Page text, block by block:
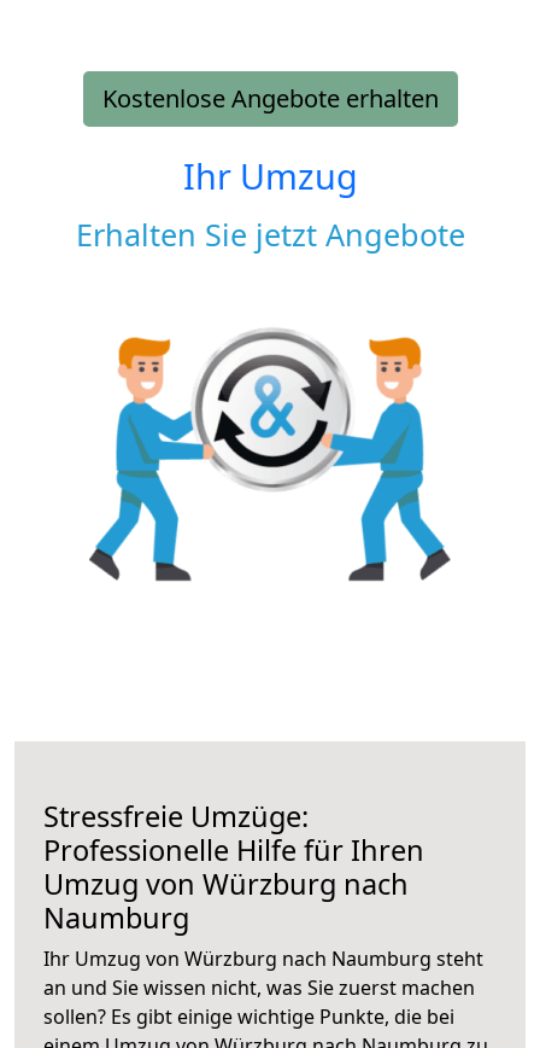
Kostenlose Angebote erhalten
Ihr Umzug
Erhalten Sie jetzt Angebote
Stressfreie Umzüge:
Professionelle Hilfe für Ihren
Umzug von Würzburg nach
Naumburg
Ihr Umzug von Würzburg nach Naumburg steht
an und Sie wissen nicht, was Sie zuerst machen
sollen? Es gibt einige wichtige Punkte, die bei